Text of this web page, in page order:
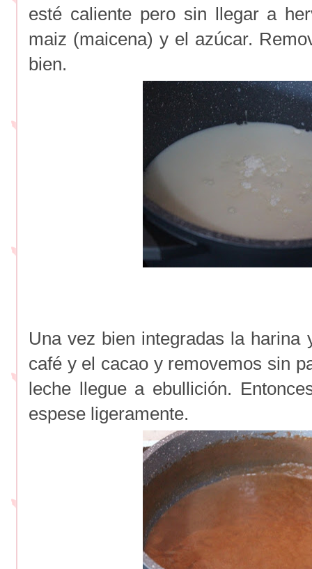
esté caliente pero sin llegar a
maiz (maicena) y el azúcar.
bien.
Una vez bien integradas la harina
café y el cacao y removemos sin
leche llegue a ebullición.
espese ligeramente.